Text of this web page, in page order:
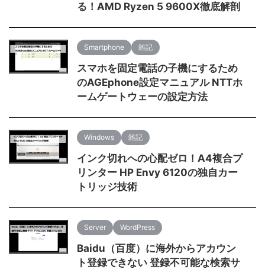
る！AMD Ryzen 5 9600X徹底解剖
Smartphone 雑記
スマホを固定電話の子機にするため
のAGEphone設定マニュアル NTTホ
ームゲートウェーの設定方法
Windows 雑記
インク切れへの心配ゼロ！A4複合プ
リンター HP Envy 6120の独自カー
トリッジ技術
Server WordPress
Baidu（百度）に海外からアカウン
ト登録できない 登録不可能な検索サ